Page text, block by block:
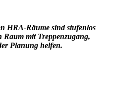
HRA-Räume sind stufenlos
Raum mit Treppenzugang,
Planung helfen.